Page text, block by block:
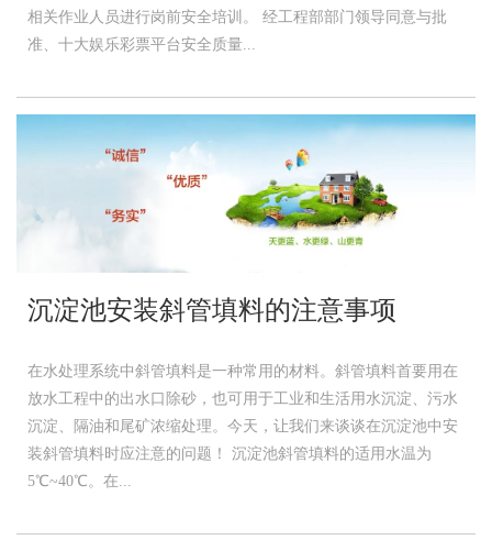
相关作业人员进行岗前安全培训。 经工程部部门领导同意与批
准、十大娱乐彩票平台安全质量...
沉淀池安装斜管填料的注意事项
在水处理系统中斜管填料是一种常用的材料。斜管填料首要用在
放水工程中的出水口除砂，也可用于工业和生活用水沉淀、污水
沉淀、隔油和尾矿浓缩处理。今天，让我们来谈谈在沉淀池中安
装斜管填料时应注意的问题！ 沉淀池斜管填料的适用水温为
5℃~40℃。在...